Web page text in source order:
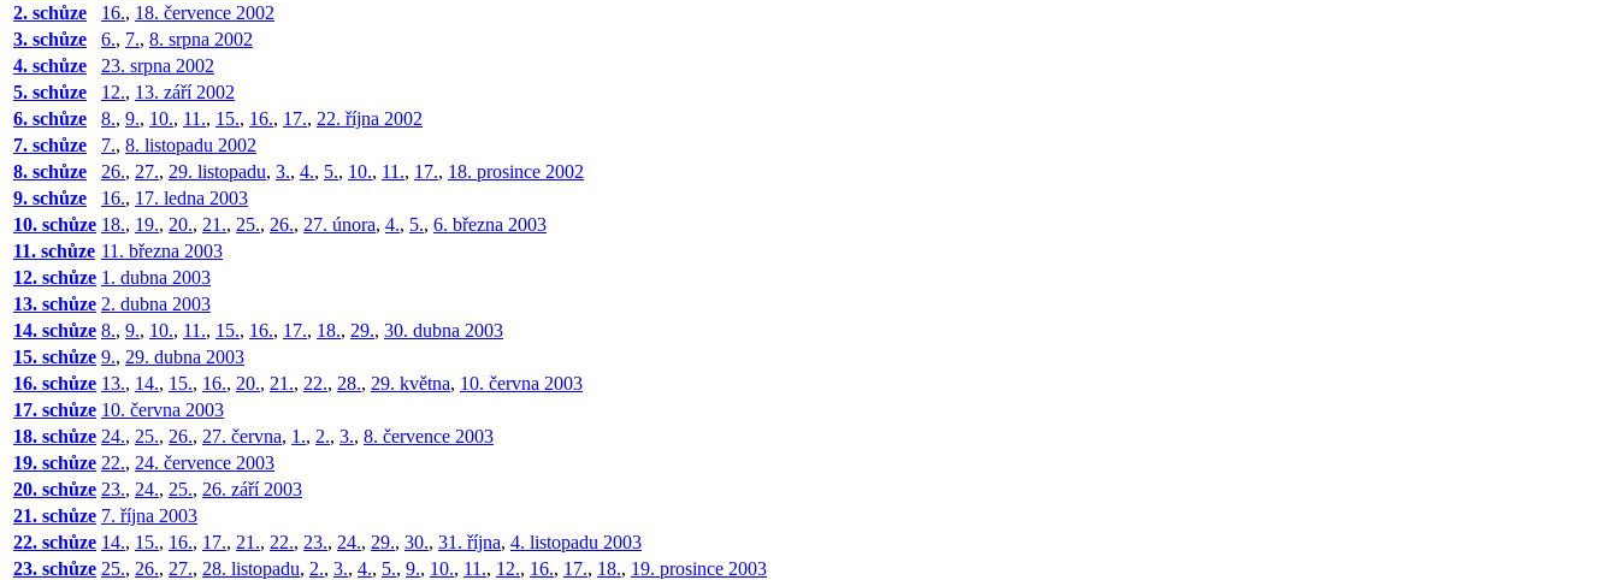
2. schůze
16., 18. července 2002
3. schůze
6., 7., 8. srpna 2002
4. schůze
23. srpna 2002
5. schůze
12., 13. září 2002
6. schůze
8., 9., 10., 11., 15., 16., 17., 22. října 2002
7. schůze
7., 8. listopadu 2002
8. schůze
26., 27., 29. listopadu, 3., 4., 5., 10., 11., 17., 18. prosince 2002
9. schůze
16., 17. ledna 2003
10. schůze 18., 19., 20., 21., 25., 26., 27. února, 4., 5., 6. března 2003
11. schůze 11. března 2003
12. schůze 1. dubna 2003
13. schůze 2. dubna 2003
14. schůze 8., 9., 10., 11., 15., 16., 17., 18., 29., 30. dubna 2003
15. schůze 9., 29. dubna 2003
16. schůze 13., 14., 15., 16., 20., 21., 22., 28., 29. května, 10. června 2003
17. schůze 10. června 2003
18. schůze 24., 25., 26., 27. června, 1., 2., 3., 8. července 2003
19. schůze 22., 24. července 2003
20. schůze 23., 24., 25., 26. září 2003
21. schůze 7. října 2003
22. schůze 14., 15., 16., 17., 21., 22., 23., 24., 29., 30., 31. října, 4. listopadu 2003
23. schůze 25., 26., 27., 28. listopadu, 2., 3., 4., 5., 9., 10., 11., 12., 16., 17., 18., 19. prosince 2003